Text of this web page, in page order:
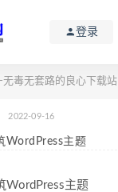
登录
无毒无套路的良心下载站
2022-09-16
WordPress主题
WordPress主题